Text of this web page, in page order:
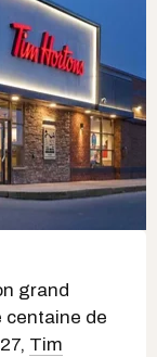
grand
centaine de
Tim